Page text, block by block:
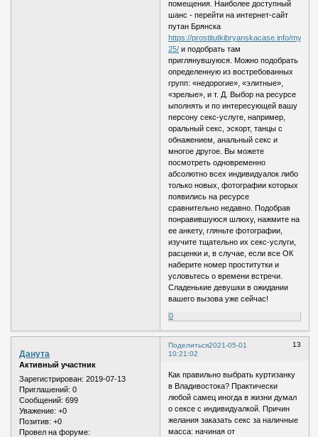
помещения. Наиболее доступный
шанс - перейти на интернет-сайт
путан Брянска
https://prostitutkibryanskacase.info/myage/
25/ и подобрать там
приглянувшуюся. Можно подобрать
определенную из востребованных
групп: «недорогие», «элитные»,
«зрелые», и т. Д. Выбор на ресурсе
ыполнять и по интересующей вашу
персону секс-услуге, например,
оральный секс, эскорт, танцы с
обнажением, анальный секс и
многое другое. Вы можете
посмотреть одновременно
абсолютно всех индивидуалок либо
только новых, фотографии которых
появились на ресурсе
сравнительно недавно. Подобрав
понравившуюся шлюху, нажмите на
ее анкету, гляньте фотографии,
изучите тщательно их секс-услуги,
расценки и, в случае, если все ОК
наберите номер проститутки и
условьтесь о времени встречи.
Сладенькие девушки в ожидании
вашего вызова уже сейчас!
0
Поделиться 13
2021-05-01
10:21:02
Данута
Активный участник
Зарегистрирован: 2019-07-13
Приглашений: 0
Сообщений: 699
Уважение: +0
Позитив: +0
Провел на форуме:
Как правильно выбрать куртизанку
в Владивостока? Практически
любой самец иногда в жизни думал
о сексе с индивидуалкой. Причин
желания заказать секс за наличные
масса: начиная от